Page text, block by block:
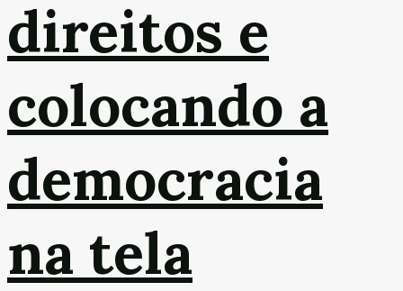
direitos e
colocando a
democracia
na tela